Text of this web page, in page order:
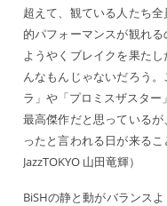
超えて、観ている人たち
的パフォーマンスが観れ
ようやくブレイクを果た
んなもんじゃないだろう
ラ」や「プロミスザスター
最高傑作だと思っている
ったと言われる日が来る
JazzTOKYO 山田竜輝）
BiSHの静と動がバランス